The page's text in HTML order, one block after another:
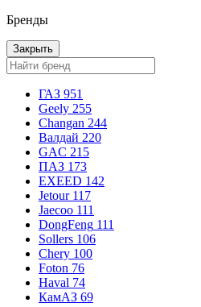
Бренды
Закрыть
ГАЗ 951
Geely 255
Changan 244
Валдай 220
GAC 215
ПАЗ 173
EXEED 142
Jetour 117
Jaecoo 111
DongFeng 111
Sollers 106
Chery 100
Foton 76
Haval 74
КамАЗ 69